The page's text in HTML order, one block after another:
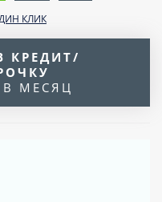
КЛИК
КРЕДИТ/
В МЕСЯЦ